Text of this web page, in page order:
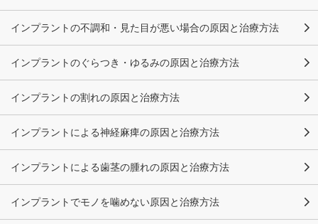
インプラントの不調和・見た目が悪い場合の原因と治療方法
インプラントのぐらつき・ゆるみの原因と治療方法
インプラントの割れの原因と治療方法
インプラントによる神経麻痺の原因と治療方法
インプラントによる歯茎の腫れの原因と治療方法
インプラントでモノを噛めない原因と治療方法